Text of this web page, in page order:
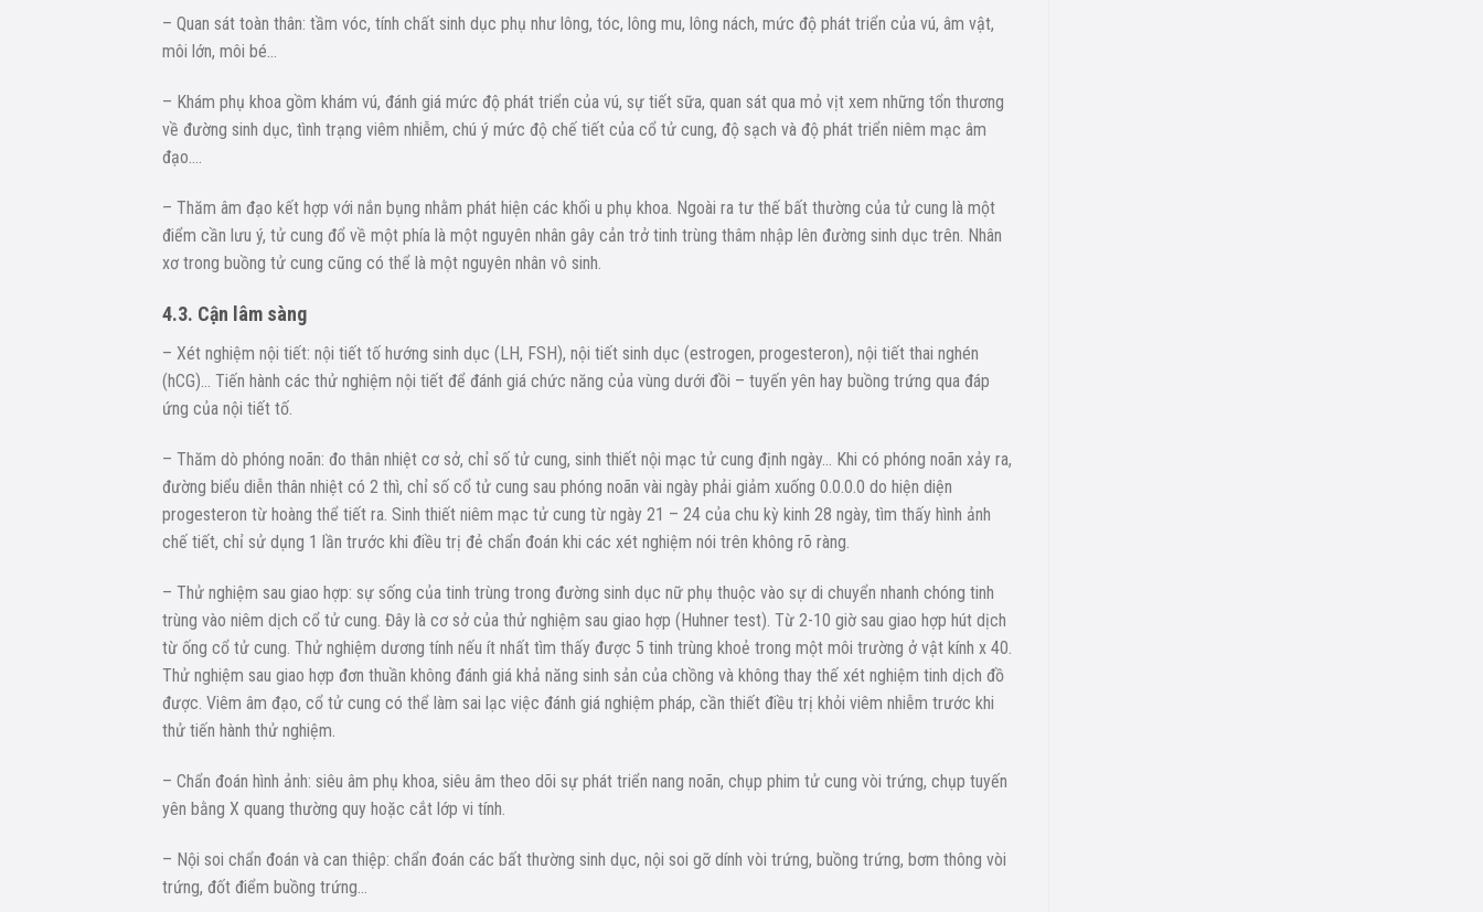
– Quan sát toàn thân: tầm vóc, tính chất sinh dục phụ như lông, tóc, lông mu, lông nách, mức độ phát triển của vú, âm vật,
môi lớn, môi bé…
– Khám phụ khoa gồm khám vú, đánh giá mức độ phát triển của vú, sự tiết sữa, quan sát qua mỏ vịt xem những tổn thương
về đường sinh dục, tình trạng viêm nhiễm, chú ý mức độ chế tiết của cổ tử cung, độ sạch và độ phát triển niêm mạc âm
đạo….
– Thăm âm đạo kết hợp với nắn bụng nhằm phát hiện các khối u phụ khoa. Ngoài ra tư thế bất thường của tử cung là một
điểm cần lưu ý, tử cung đổ về một phía là một nguyên nhân gây cản trở tinh trùng thâm nhập lên đường sinh dục trên. Nhân
xơ trong buồng tử cung cũng có thể là một nguyên nhân vô sinh.
4.3. Cận lâm sàng
– Xét nghiệm nội tiết: nội tiết tố hướng sinh dục (LH, FSH), nội tiết sinh dục (estrogen, progesteron), nội tiết thai nghén
(hCG)… Tiến hành các thử nghiệm nội tiết để đánh giá chức năng của vùng dưới đồi – tuyến yên hay buồng trứng qua đáp
ứng của nội tiết tố.
– Thăm dò phóng noãn: đo thân nhiệt cơ sở, chỉ số tử cung, sinh thiết nội mạc tử cung định ngày… Khi có phóng noãn xảy ra,
đường biểu diễn thân nhiệt có 2 thì, chỉ số cổ tử cung sau phóng noãn vài ngày phải giảm xuống 0.0.0.0 do hiện diện
progesteron từ hoàng thể tiết ra. Sinh thiết niêm mạc tử cung từ ngày 21 – 24 của chu kỳ kinh 28 ngày, tìm thấy hình ảnh
chế tiết, chỉ sử dụng 1 lần trước khi điều trị đẻ chẩn đoán khi các xét nghiệm nói trên không rõ ràng.
– Thử nghiệm sau giao hợp: sự sống của tinh trùng trong đường sinh dục nữ phụ thuộc vào sự di chuyển nhanh chóng tinh
trùng vào niêm dịch cổ tử cung. Đây là cơ sở của thử nghiệm sau giao hợp (Huhner test). Từ 2-10 giờ sau giao hợp hút dịch
từ ống cổ tử cung. Thử nghiệm dương tính nếu ít nhất tìm thấy được 5 tinh trùng khoẻ trong một môi trường ở vật kính x 40.
Thử nghiệm sau giao hợp đơn thuần không đánh giá khả năng sinh sản của chồng và không thay thế xét nghiệm tinh dịch đồ
được. Viêm âm đạo, cổ tử cung có thể làm sai lạc việc đánh giá nghiệm pháp, cần thiết điều trị khỏi viêm nhiễm trước khi
thử tiến hành thử nghiệm.
– Chẩn đoán hình ảnh: siêu âm phụ khoa, siêu âm theo dõi sự phát triển nang noãn, chụp phim tử cung vòi trứng, chụp tuyến
yên bằng X quang thường quy hoặc cắt lớp vi tính.
– Nội soi chẩn đoán và can thiệp: chẩn đoán các bất thường sinh dục, nội soi gỡ dính vòi trứng, buồng trứng, bơm thông vòi
trứng, đốt điểm buồng trứng…